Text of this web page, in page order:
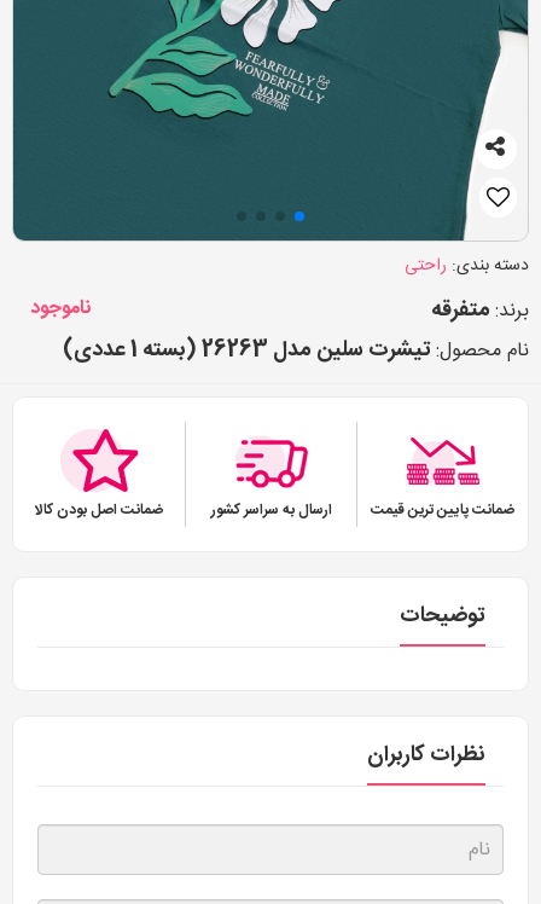
دسته بندی: راحتی
برند:متفرقه
ناموجود
نام محصول:تیشرت سلین مدل 26263 (بسته 1 عددی)
ضمانت پایین ترین قیمت ارسال به سراسر کشور ضمانت اصل بودن کالا
توضیحات
نظرات کاربران